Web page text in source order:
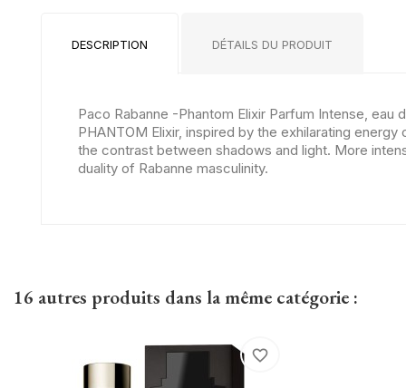
DESCRIPTION DÉTAILS DU PRODUIT
Paco Rabanne -Phantom Elixir Parfum Intense,
PHANTOM Elixir, inspired by the exhilarating
the contrast between shadows and light. More
duality of Rabanne masculinity.
16 autres produits dans la même catégorie :
favorite_border